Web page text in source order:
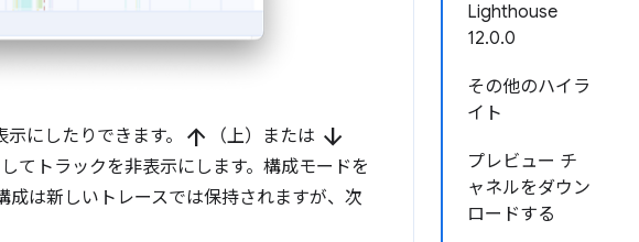
Lighthouse
12.0.0
その他のハイラ
イト
プレビュー チ
ャネルをダウン
ロードする
にしたりできます。 arrow_upward （上）または arrow_downward
てトラックを非表示にします。構成モードを
成は新しいトレースでは保持されますが、次